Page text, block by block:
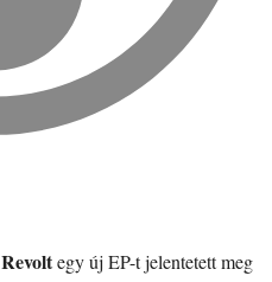
egy új EP-t jelentetett meg